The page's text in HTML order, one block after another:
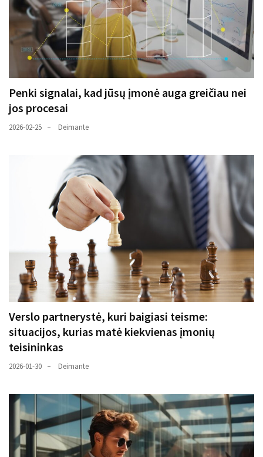
Penki signalai, kad jūsų įmonė auga greičiau nei
jos procesai
2026-02-25 Deimante
Verslo partnerystė, kuri baigiasi teisme:
situacijos, kurias matė kiekvienas įmonių
teisininkas
2026-01-30 Deimante